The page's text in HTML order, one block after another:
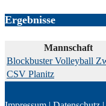
Ergebnisse
Mannschaft
Blockbuster Volleyball
CSV Planitz